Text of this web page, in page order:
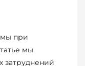
при
мы
затруднений